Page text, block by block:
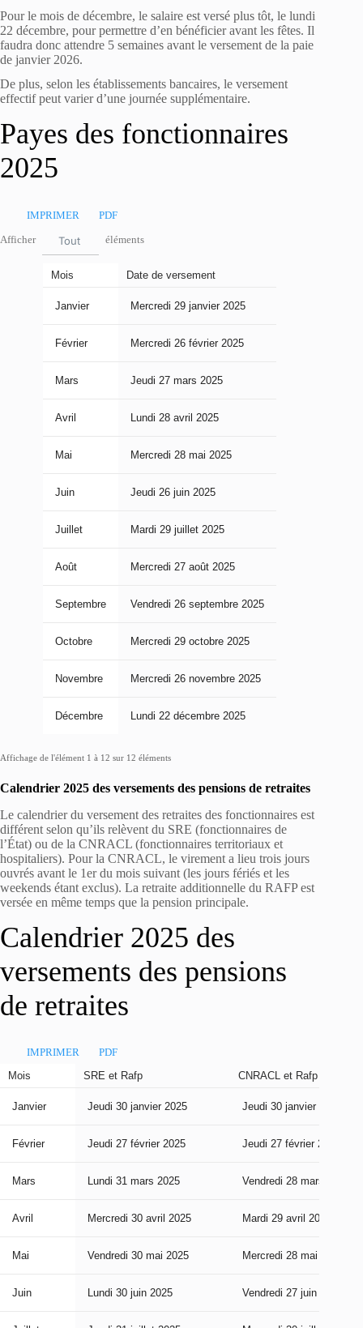
Pour le mois de décembre, le salaire est versé plus tôt, le lundi
22 décembre, pour permettre d’en bénéficier avant les fêtes. Il
faudra donc attendre 5 semaines avant le versement de la paie
de janvier 2026.
De plus, selon les établissements bancaires, le versement
effectif peut varier d’une journée supplémentaire.
Payes des fonctionnaires
2025
IMPRIMER PDF
Afficher Tout éléments
Mois Date de versement
Janvier Mercredi 29 janvier 2025
Février Mercredi 26 février 2025
Mars Jeudi 27 mars 2025
Avril Lundi 28 avril 2025
Mai Mercredi 28 mai 2025
Juin Jeudi 26 juin 2025
Juillet Mardi 29 juillet 2025
Août Mercredi 27 août 2025
Septembre Vendredi 26 septembre 2025
Octobre Mercredi 29 octobre 2025
Novembre Mercredi 26 novembre 2025
Décembre Lundi 22 décembre 2025
Affichage de l'élément 1 à 12 sur 12 éléments
Calendrier 2025 des versements des pensions de retraites
Le calendrier du versement des retraites des fonctionnaires est
différent selon qu’ils relèvent du SRE (fonctionnaires de
l’État) ou de la CNRACL (fonctionnaires territoriaux et
hospitaliers). Pour la CNRACL, le virement a lieu trois jours
ouvrés avant le 1er du mois suivant (les jours fériés et les
weekends étant exclus). La retraite additionnelle du RAFP est
versée en même temps que la pension principale.
Calendrier 2025 des
versements des pensions
de retraites
IMPRIMER
PDF
Mois
SRE et Rafp CNRACL et Rafp
Janvier Jeudi 30 janvier 2025 Jeudi 30 janvier 2025
Février Jeudi 27 février 2025 Jeudi 27 février 2025
Mars Lundi 31 mars 2025 Vendredi 28 mars 2025
Avril Mercredi 30 avril 2025 Mardi 29 avril 2025
Mai Vendredi 30 mai 2025 Mercredi 28 mai 2025
Juin Lundi 30 juin 2025 Vendredi 27 juin 2025